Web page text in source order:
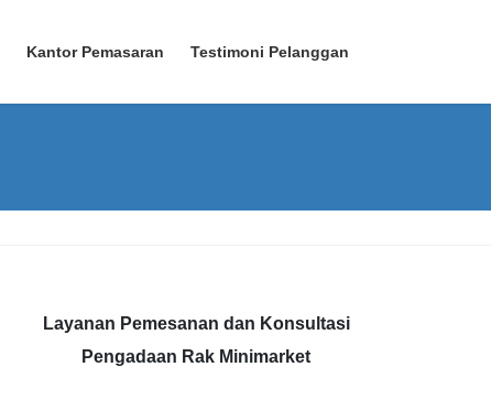
Kantor Pemasaran Testimoni Pelanggan
Layanan Pemesanan dan Konsultasi
Pengadaan Rak Minimarket